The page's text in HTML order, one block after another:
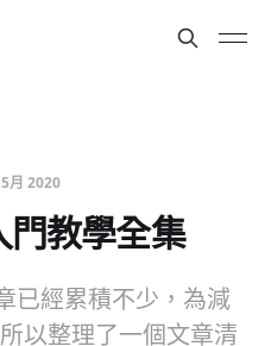
月 2020
教學全集
已經累積不少，為減
以整理了一個文章清